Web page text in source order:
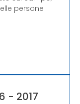
persone
- 2017